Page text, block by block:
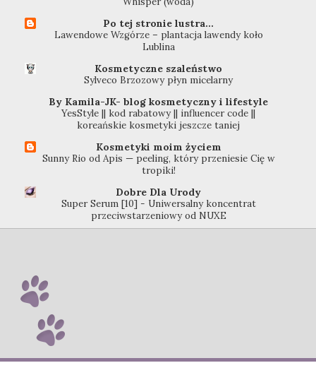
Po tej stronie lustra...
Lawendowe Wzgórze – plantacja lawendy koło
Lublina
Kosmetyczne szaleństwo
Sylveco Brzozowy płyn micelarny
By Kamila-JK- blog kosmetyczny i lifestyle
YesStyle || kod rabatowy || influencer code ||
koreańskie kosmetyki jeszcze taniej
Kosmetyki moim życiem
Sunny Rio od Apis — peeling, który przeniesie Cię w
tropiki!
Dobre Dla Urody
Super Serum [10] - Uniwersalny koncentrat
przeciwstarzeniowy od NUXE